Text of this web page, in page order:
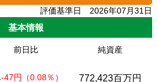
評価基準日 2026年07月31日
基本情報
前日比 純資産
-47円 （0.08％ ） 772,423百万円